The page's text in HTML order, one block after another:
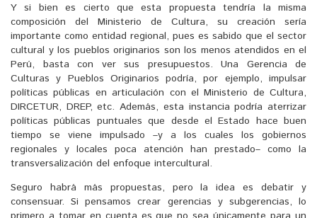
Y si bien es cierto que esta propuesta tendría la misma
composición del Ministerio de Cultura, su creación sería
importante como entidad regional, pues es sabido que el sector
cultural y los pueblos originarios son los menos atendidos en el
Perú, basta con ver sus presupuestos. Una Gerencia de
Culturas y Pueblos Originarios podría, por ejemplo, impulsar
políticas públicas en articulación con el Ministerio de Cultura,
DIRCETUR, DREP, etc. Además, esta instancia podría aterrizar
políticas públicas puntuales que desde el Estado hace buen
tiempo se viene impulsado –y a los cuales los gobiernos
regionales y locales poca atención han prestado– como la
transversalización del enfoque intercultural.
Seguro habrá más propuestas, pero la idea es debatir y
consensuar. Si pensamos crear gerencias y subgerencias, lo